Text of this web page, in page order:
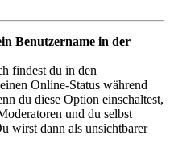
Benutzername in der
findest du in den
Online-Status während
du diese Option einschaltest,
und du selbst
wirst dann als unsichtbarer